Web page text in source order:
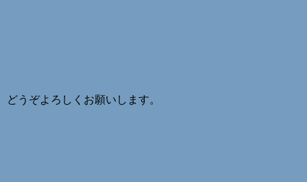
どうぞよろしくお願いします。